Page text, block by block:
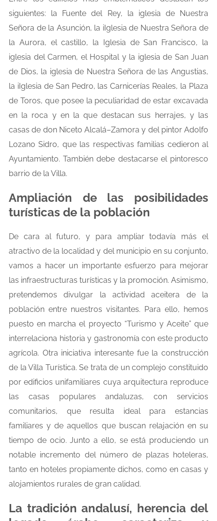
siguientes: la Fuente del Rey, la iglesia de Nuestra
Señora de la Asunción, la iIglesia de Nuestra Señora de
la Aurora, el castillo, la Iglesia de San Francisco, la
iglesia del Carmen, el Hospital y la iglesia de San Juan
de Dios, la iglesia de Nuestra Señora de las Angustias,
la iIglesia de San Pedro, las Carnicerías Reales, la Plaza
de Toros, que posee la peculiaridad de estar excavada
en la roca y en la que destacan sus herrajes, y las
casas de don Niceto Alcalá–Zamora y del pintor Adolfo
Lozano Sidro, que las respectivas familias cedieron al
Ayuntamiento. También debe destacarse el pintoresco
barrio de la Villa.
Ampliación de las posibilidades
turísticas de la población
De cara al futuro, y para ampliar todavía más el
atractivo de la localidad y del municipio en su conjunto,
vamos a hacer un importante esfuerzo para mejorar
las infraestructuras turísticas y la promoción. Asimismo,
pretendemos divulgar la actividad aceitera de la
población entre nuestros visitantes. Para ello, hemos
puesto en marcha el proyecto “Turismo y Aceite” que
interrelaciona historia y gastronomía con este producto
agrícola. Otra iniciativa interesante fue la construcción
de la Villa Turística. Se trata de un complejo constituido
por edificios unifamiliares cuya arquitectura reproduce
las casas populares andaluzas, con servicios
comunitarios, que resulta ideal para estancias
familiares y de aquellos que buscan relajación en su
tiempo de ocio. Junto a ello, se está produciendo un
notable incremento del número de plazas hoteleras,
tanto en hoteles propiamente dichos, como en casas y
alojamientos rurales de gran calidad.
La tradición andalusí, herencia del